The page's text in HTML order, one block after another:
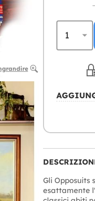
Gli Opposuits
esattamente